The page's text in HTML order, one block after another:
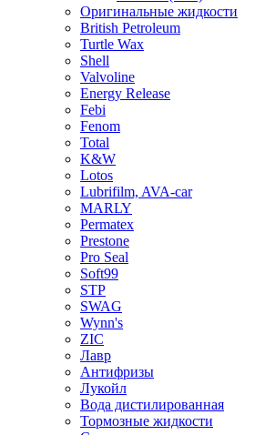
Оригинальные жидкости
British Petroleum
Turtle Wax
Shell
Valvoline
Energy Release
Febi
Fenom
Total
K&W
Lotos
Lubrifilm, AVA-car
MARLY
Permatex
Prestone
Pro Seal
Soft99
STP
SWAG
Wynn's
ZIC
Лавр
Антифризы
Лукойл
Вода дистилированная
Тормозные жидкости